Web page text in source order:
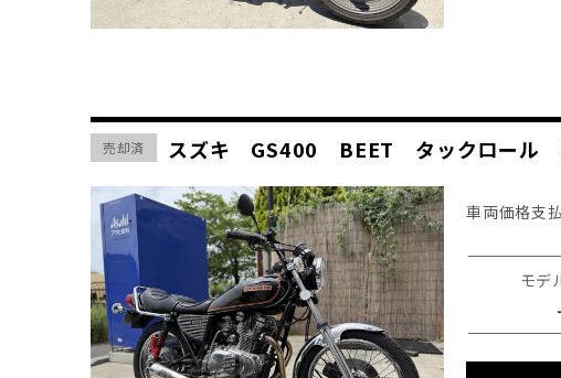
売却済 スズキ GS400 BEET タックロール
車両価格支
モデ
-